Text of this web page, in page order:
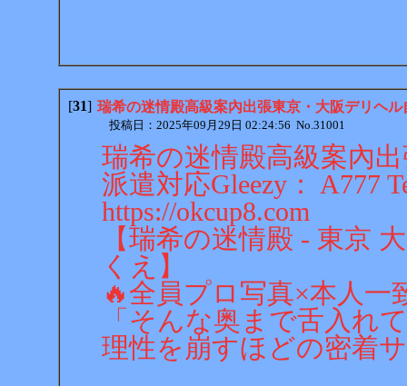
[31] 瑞希の迷情殿高級案內出張東京・大阪デリヘル
投稿日：2025年09月29日 02:24:56 No.31001
瑞希の迷情殿高級案內
派遣対応Gleezy： A777
https://okcup8.com
【瑞希の迷情殿 - 東京
くえ】
🔥全員プロ写真×本人一
「そんな奥まで舌入れ
理性を崩すほどの密着